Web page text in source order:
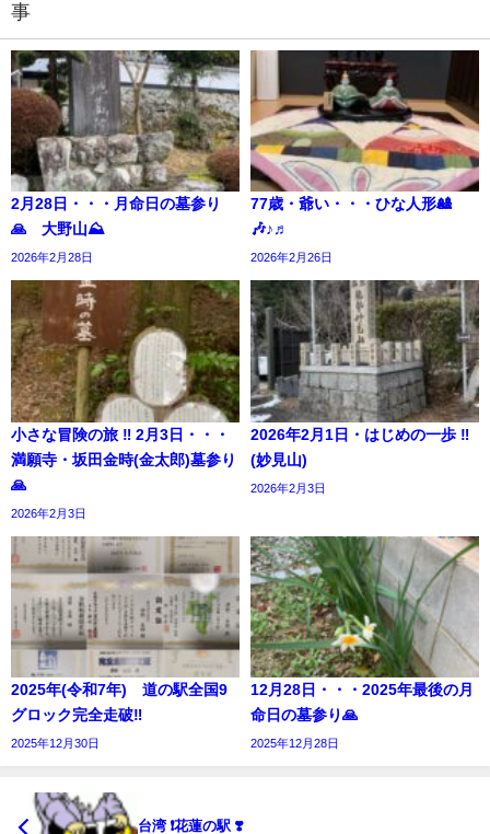
事
2月28日・・・月命日の墓参り
🙏 大野山⛰️
2026年2月28日
77歳・爺い・・・ひな人形🎎
🎶♪♬
2026年2月26日
小さな冒険の旅 ‼︎ 2月3日・・・
満願寺・坂田金時(金太郎)墓参り
🙏
2026年2月3日
2026年2月1日・はじめの一歩 ‼︎
(妙見山)
2026年2月3日
2025年(令和7年) 道の駅全国9
グロック完全走破‼︎
2025年12月30日
12月28日・・・2025年最後の月
命日の墓参り🙏
2025年12月28日
台湾 ❗️花蓮の駅 ❣️